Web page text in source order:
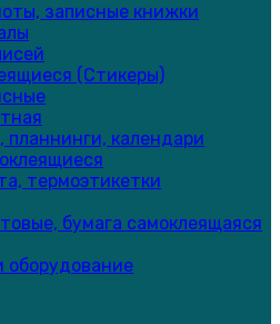
записные книжки
(Стикеры)
календари
термоэтикетки
бумага самоклеящаяся
оборудование